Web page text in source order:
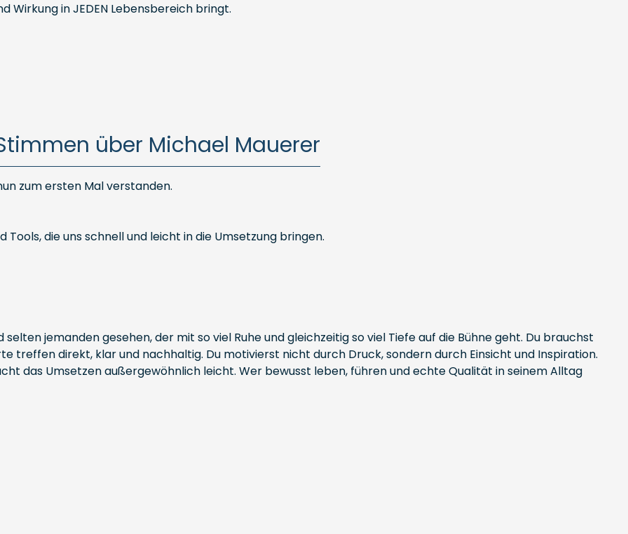
Wirkung in JEDEN Lebensbereich bringt.
über Michael Mauerer
zum ersten Mal verstanden.
die uns schnell und leicht in die Umsetzung bringen.
jemanden gesehen, der mit so viel Ruhe und gleichzeitig so viel Tiefe auf die Bühne geht. Du brauchst
treffen direkt, klar und nachhaltig. Du motivierst nicht durch Druck, sondern durch Einsicht und Inspiration.
das Umsetzen außergewöhnlich leicht. Wer bewusst leben, führen und echte Qualität in seinem Alltag